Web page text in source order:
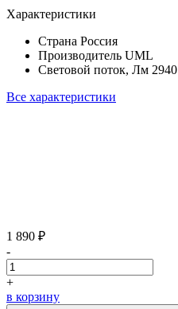
Характеристики
Страна Россия
Производитель UML
Световой поток, Лм 2940
Все характеристики
1 890 ₽
-
+
в корзину